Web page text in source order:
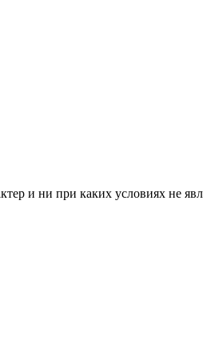
и ни при каких условиях не